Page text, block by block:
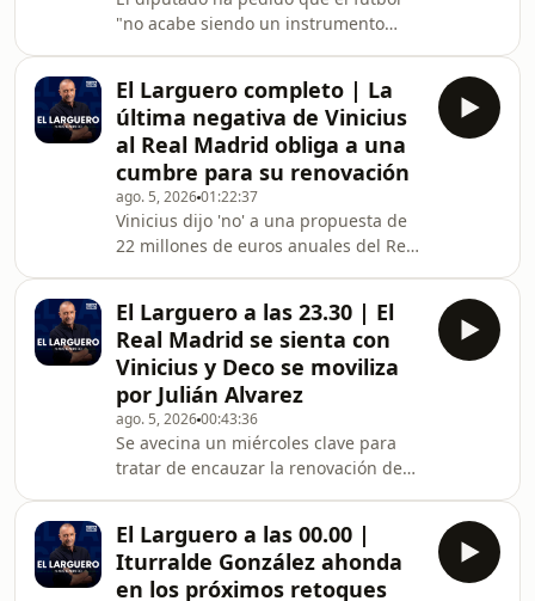
"no acabe siendo un instrumento
suya y blanquee sus políticas".
El Larguero completo | La
última negativa de Vinicius
al Real Madrid obliga a una
cumbre para su renovación
ago. 5, 202601:22:37
Vinicius dijo 'no' a una propuesta de
22 millones de euros anuales del Real
situación. También se remanga Deco
en el Barça en busca de una solución
para el caso de Julián Alvarez. Los
movimientos del mercado de fichajes
protagonizan la jornada, en la que el
Chelsea se ha destacado como
principal agitador, y hacemos repaso
de ello
El Larguero a las 23.30 | El
Real Madrid se sienta con
Vinicius y Deco se moviliza
por Julián Alvarez
ago. 5, 202600:43:36
Se avecina un miércoles clave para
tratar de encauzar la renovación de
de euros al año. Pedja Mijatovic y
Tomás Roncero ya vislumbran cuál
puede ser el desenlace de este tira y
El Larguero a las 00.00 |
Iturralde González ahonda
en los próximos retoques